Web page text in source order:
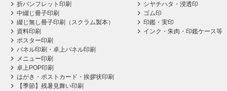
折パンフレット印刷
中綴じ冊子印刷
綴じ無し冊子印刷（スクラム製本）
資料印刷
ポスター印刷
パネル印刷・卓上パネル印刷
メニュー印刷
卓上POP印刷
はがき・ポストカード・挨拶状印刷
【季節】残暑見舞い印刷
シヤチハタ・浸透印
ゴム印
印鑑・実印
インク・朱肉・印鑑ケース等